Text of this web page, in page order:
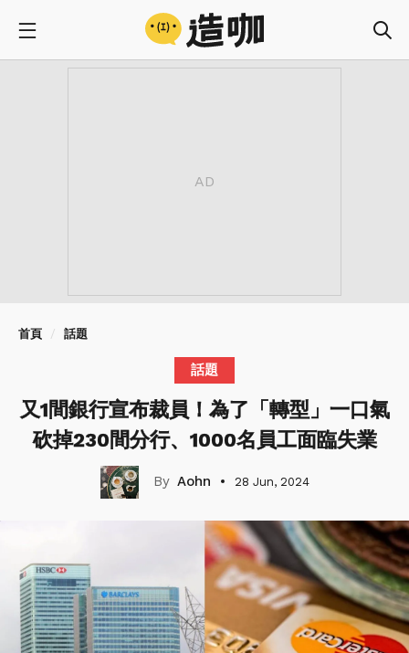
首頁 話題
話題
又1間銀行宣布裁員！為了「轉型」一口氣
砍掉230間分行、1000名員工面臨失業
Aohn 28 Jun, 2024